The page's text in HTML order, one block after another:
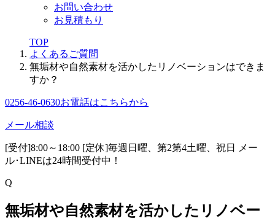
お問い合わせ
お見積もり
TOP
よくあるご質問
無垢材や自然素材を活かしたリノベーションはできま
すか？
0256-46-0630お電話はこちらから
メール相談
[受付]8:00～18:00 [定休]毎週日曜、第2第4土曜、祝日
メー
ル･LINEは24時間受付中！
Q
無垢材や自然素材を活かしたリノベー